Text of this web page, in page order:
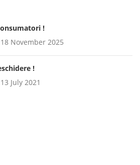
!
November 2025
!
July 2021